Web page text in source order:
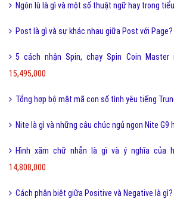
Ngôn lù là gì và một số thuật ngữ hay trong
Post là gì và sự khác nhau giữa Post với Page?
5 cách nhận Spin, chạy Spin Coin Master
15,495,000
Tổng hợp bộ mật mã con số tình yêu tiếng
Nite là gì và những câu chúc ngủ ngon Nite G9
Hình xăm chữ nhẫn là gì và ý nghĩa của
14,808,000
Cách phân biệt giữa Positive và Negative là gì?